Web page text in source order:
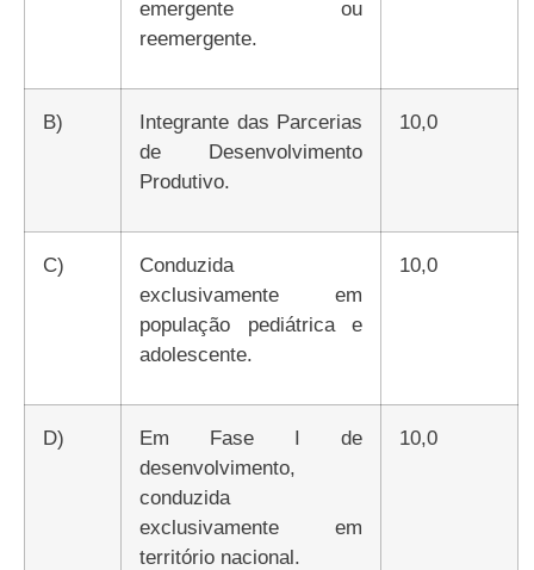
emergente ou
reemergente.
b)
Integrante das Parcerias
de Desenvolvimento
Produtivo.
10,0
c)
Conduzida
exclusivamente em
população pediátrica e
adolescente.
10,0
d)
Em Fase I de
desenvolvimento,
conduzida
exclusivamente em
território nacional.
10,0